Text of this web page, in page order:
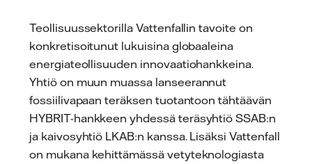
Teollisuussektorilla Vattenfallin tavoite on
konkretisoitunut lukuisina globaaleina
energiateollisuuden innovaatiohankkeina.
Yhtiö on muun muassa lanseerannut
fossiilivapaan teräksen tuotantoon tähtäävän
HYBRIT-hankkeen yhdessä teräsyhtiö SSAB:n
ja kaivosyhtiö LKAB:n kanssa. Lisäksi Vattenfall
on mukana kehittämässä vetyteknologiasta